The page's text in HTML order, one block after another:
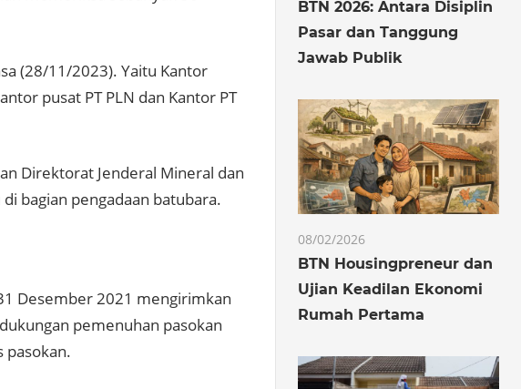
(28/11/2023). Yaitu Kantor
pusat PT PLN dan Kantor PT
Direktorat Jenderal Mineral dan
bagian pengadaan batubara.
Desember 2021 mengirimkan
pemenuhan pasokan
pasokan.
BTN 2026: Antara Disiplin
Pasar dan Tanggung
Jawab Publik
08/02/2026
BTN Housingpreneur dan
Ujian Keadilan Ekonomi
Rumah Pertama